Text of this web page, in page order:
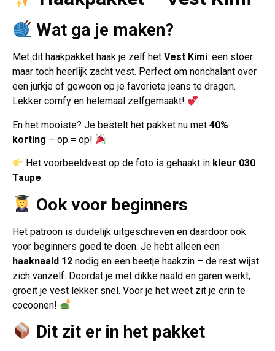
Wat ga je maken?
Met dit haakpakket haak je zelf het Vest Kimi: een stoer
maar toch heerlijk zacht vest. Perfect om nonchalant over
een jurkje of gewoon op je favoriete jeans te dragen.
Lekker comfy en helemaal zelfgemaakt!
En het mooiste? Je bestelt het pakket nu met 40%
korting – op = op!
Het voorbeeldvest op de foto is gehaakt in kleur 030
Taupe.
Ook voor beginners
Het patroon is duidelijk uitgeschreven en daardoor ook
voor beginners goed te doen. Je hebt alleen een
haaknaald 12 nodig en een beetje haakzin – de rest wijst
zich vanzelf. Doordat je met dikke naald en garen werkt,
groeit je vest lekker snel. Voor je het weet zit je erin te
cocoonen!
Dit zit er in het pakket